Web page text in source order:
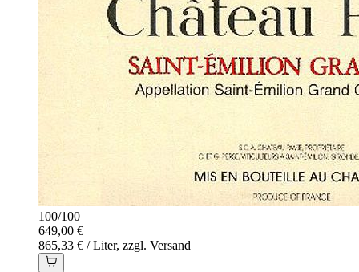
100/100
649,00 €
865,33 € / Liter, zzgl. Versand